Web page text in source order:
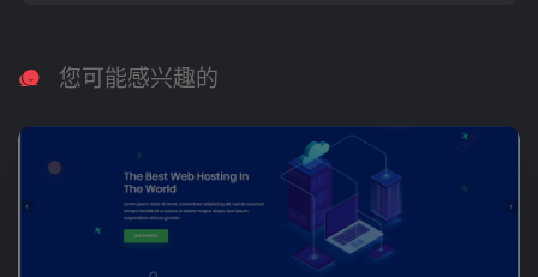
您可能感兴趣的